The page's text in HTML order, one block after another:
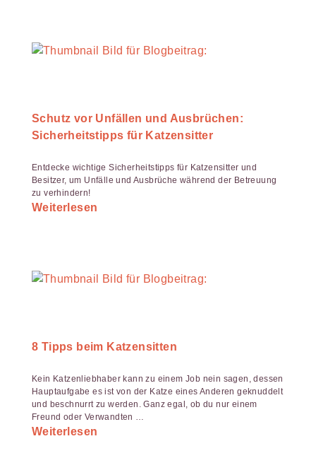
Schutz vor Unfällen und Ausbrüchen:
Sicherheitstipps für Katzensitter
Entdecke wichtige Sicherheitstipps für Katzensitter und
Besitzer, um Unfälle und Ausbrüche während der Betreuung
zu verhindern!
Weiterlesen
8 Tipps beim Katzensitten
Kein Katzenliebhaber kann zu einem Job nein sagen, dessen
Hauptaufgabe es ist von der Katze eines Anderen geknuddelt
und beschnurrt zu werden. Ganz egal, ob du nur einem
Freund oder Verwandten …
Weiterlesen